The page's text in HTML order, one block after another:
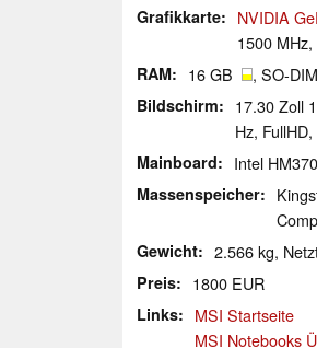
Grafikkarte NVIDIA
1500
RAM 16 GB , SO-
Bildschirm
17.30 Zoll
Hz,
Mainboard Intel HM370
Massenspeicher
Gewicht 2.566 kg,
Preis 1800 EUR
Links
MSI Startseite
MSI Notebooks